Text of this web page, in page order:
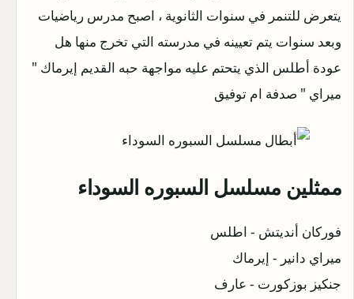
يتعرض للتنمر في سنوات الثانوية ، اصبح مدرس رياضيات
وبعد سنوات يتم تعيينه في مدرسته التي تخرج منها هل
عودة أطلس الذي يتحتم عليه مواجهة حبه القديم إيرماك "
ميراي " صدفة ام توفيق
ممثلين مسلسل السبوره السوداء
فوركان أنديتش - اطلس
ميراي دانير - إيرماك
جنكيز بوزكورت - عارف